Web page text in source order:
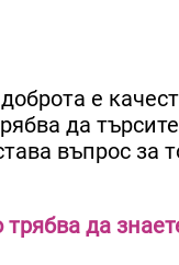
е
да
въпрос за
да